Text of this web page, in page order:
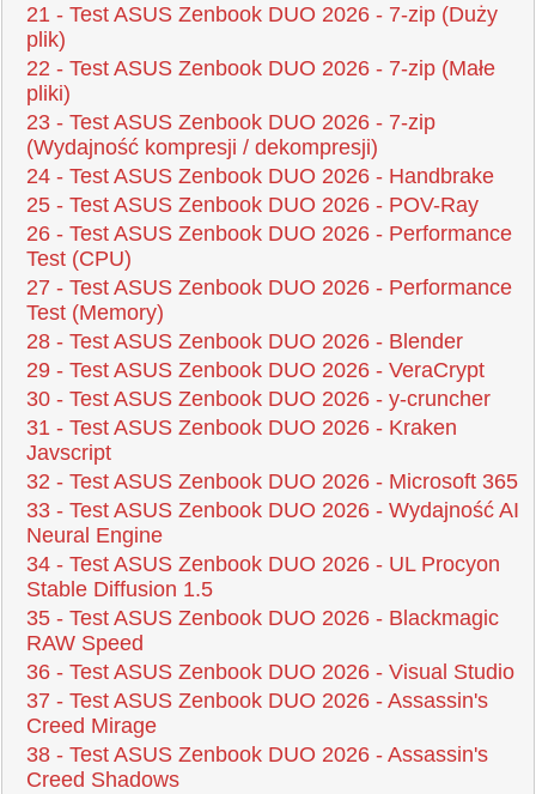
21 - Test ASUS Zenbook DUO 2026 - 7-zip (Duży
plik)
22 - Test ASUS Zenbook DUO 2026 - 7-zip (Małe
pliki)
23 - Test ASUS Zenbook DUO 2026 - 7-zip
(Wydajność kompresji / dekompresji)
24 - Test ASUS Zenbook DUO 2026 - Handbrake
25 - Test ASUS Zenbook DUO 2026 - POV-Ray
26 - Test ASUS Zenbook DUO 2026 - Performance
Test (CPU)
27 - Test ASUS Zenbook DUO 2026 - Performance
Test (Memory)
28 - Test ASUS Zenbook DUO 2026 - Blender
29 - Test ASUS Zenbook DUO 2026 - VeraCrypt
30 - Test ASUS Zenbook DUO 2026 - y-cruncher
31 - Test ASUS Zenbook DUO 2026 - Kraken
Javscript
32 - Test ASUS Zenbook DUO 2026 - Microsoft 365
33 - Test ASUS Zenbook DUO 2026 - Wydajność AI
Neural Engine
34 - Test ASUS Zenbook DUO 2026 - UL Procyon
Stable Diffusion 1.5
35 - Test ASUS Zenbook DUO 2026 - Blackmagic
RAW Speed
36 - Test ASUS Zenbook DUO 2026 - Visual Studio
37 - Test ASUS Zenbook DUO 2026 - Assassin's
Creed Mirage
38 - Test ASUS Zenbook DUO 2026 - Assassin's
Creed Shadows